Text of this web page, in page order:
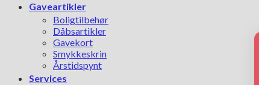
Gaveartikler
Boligtilbehør
Dåbsartikler
Gavekort
Smykkeskrin
Årstidspynt
Services